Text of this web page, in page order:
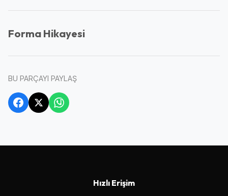
Forma Hikayesi
BU PARÇAYI PAYLAŞ
Hızlı Erişim